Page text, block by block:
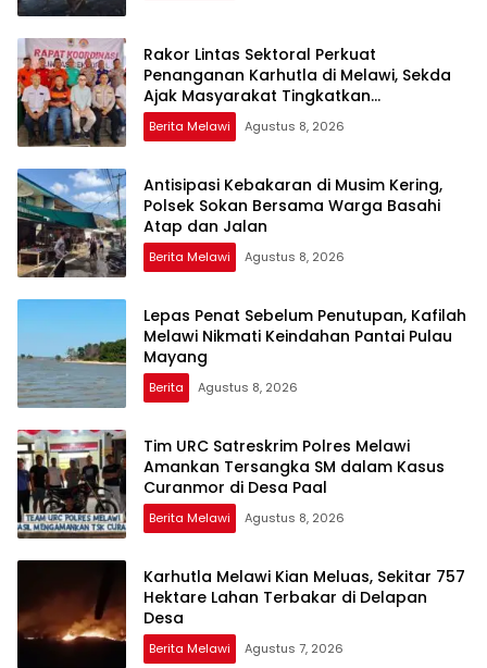
Rakor Lintas Sektoral Perkuat
Penanganan Karhutla di Melawi, Sekda
Ajak Masyarakat Tingkatkan
Kewaspadaan
Berita Melawi Agustus 8, 2026
Antisipasi Kebakaran di Musim Kering,
Polsek Sokan Bersama Warga Basahi
Atap dan Jalan
Berita Melawi Agustus 8, 2026
Lepas Penat Sebelum Penutupan, Kafilah
Melawi Nikmati Keindahan Pantai Pulau
Mayang
Berita Agustus 8, 2026
Tim URC Satreskrim Polres Melawi
Amankan Tersangka SM dalam Kasus
Curanmor di Desa Paal
Berita Melawi Agustus 8, 2026
Karhutla Melawi Kian Meluas, Sekitar 757
Hektare Lahan Terbakar di Delapan
Desa
Berita Melawi Agustus 7, 2026